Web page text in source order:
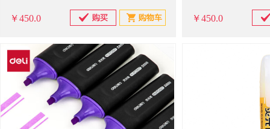
￥450.0 ￥450.0